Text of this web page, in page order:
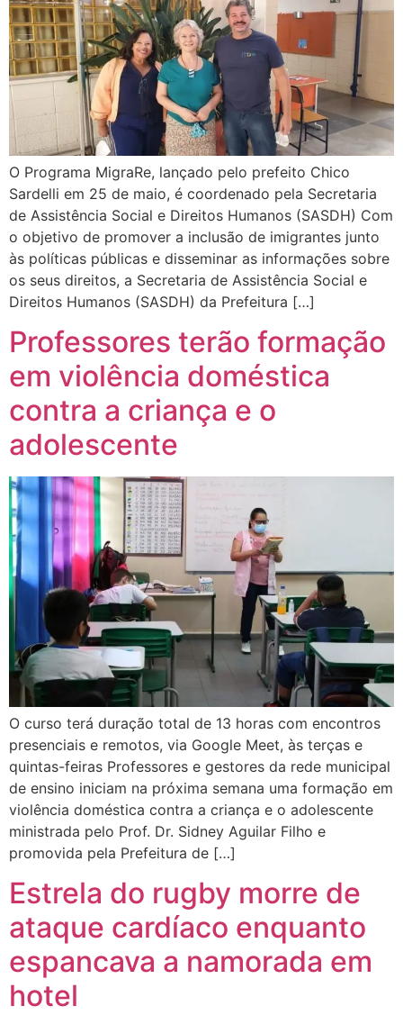
O Programa MigraRe, lançado pelo prefeito Chico
Sardelli em 25 de maio, é coordenado pela Secretaria
de Assistência Social e Direitos Humanos (SASDH) Com
o objetivo de promover a inclusão de imigrantes junto
às políticas públicas e disseminar as informações sobre
os seus direitos, a Secretaria de Assistência Social e
Direitos Humanos (SASDH) da Prefeitura […]
Professores terão formação
em violência doméstica
contra a criança e o
adolescente
O curso terá duração total de 13 horas com encontros
presenciais e remotos, via Google Meet, às terças e
quintas-feiras Professores e gestores da rede municipal
de ensino iniciam na próxima semana uma formação em
violência doméstica contra a criança e o adolescente
ministrada pelo Prof. Dr. Sidney Aguilar Filho e
promovida pela Prefeitura de […]
Estrela do rugby morre de
ataque cardíaco enquanto
espancava a namorada em
hotel